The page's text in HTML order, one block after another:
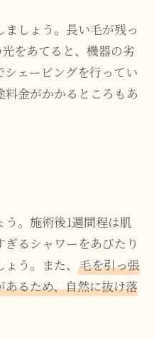
しょう。長い毛が残っ
をあてると、機器の劣
ェービングを行ってい
金がかかるところもあ
。施術後1週間程は肌
るシャワーをあびたり
う。また、 毛を引っ張
るため、自然に抜け落